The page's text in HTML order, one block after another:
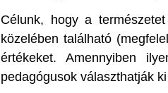
Célunk, hogy a
közelében található
értékeket. Amennyiben
pedagógusok választhatják